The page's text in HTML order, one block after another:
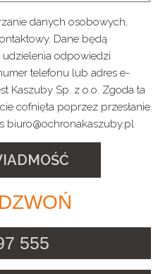
danych osobowych,
Dane będą
udzielenia odpowiedzi
telefonu lub adres e-
Kaszuby Sp. z o.o. Zgoda ta
cofnięta poprzez przesłanie
biuro@ochronakaszuby.pl
555